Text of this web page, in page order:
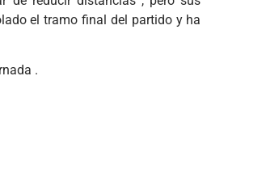
el tramo final del partido y ha
.